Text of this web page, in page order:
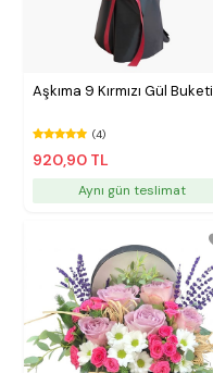
Aşkıma 9 Kırmızı Gül Buketi
(4)
920,90 TL
Aynı gün teslimat